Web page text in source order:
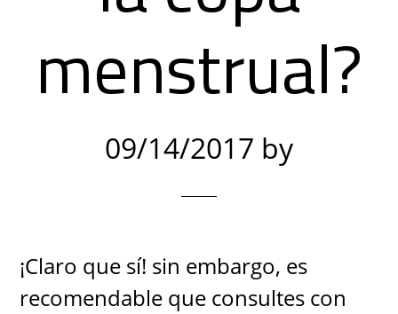
menstrual?
09/14/2017 by
¡Claro que sí! sin embargo, es
recomendable que consultes con